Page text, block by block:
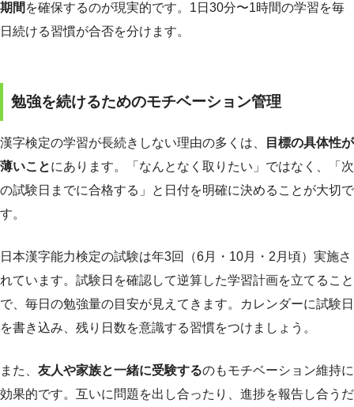
期間 を確保するのが現実的です。1日30分〜1時間の学習を毎
日続ける習慣が合否を分けます。
勉強を続けるためのモチベーション管理
漢字検定の学習が長続きしない理由の多くは、
目標の具体性が
薄いことにあります。「なんとなく取りたい」ではなく、「次
の試験日までに合格する」と日付を明確に決めることが大切で
す。
日本漢字能力検定の試験は年3回（6月・10月・2月頃）実施さ
れています。試験日を確認して逆算した学習計画を立てること
で、毎日の勉強量の目安が見えてきます。カレンダーに試験日
を書き込み、残り日数を意識する習慣をつけましょう。
また、 友人や家族と一緒に受験するのもモチベーション維持に
効果的です。互いに問題を出し合ったり、進捗を報告し合うだ